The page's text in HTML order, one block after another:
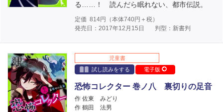
る……！ 読んだら眠れない、都市伝説。
定価 814円（本体740円＋税）
発売日：2017年12月15日
判型：新書判
児童書
試し読みをする
電子版
恐怖コレクター 巻ノ八 裏切りの足音
作 佐東 みどり
作 鶴田 法男